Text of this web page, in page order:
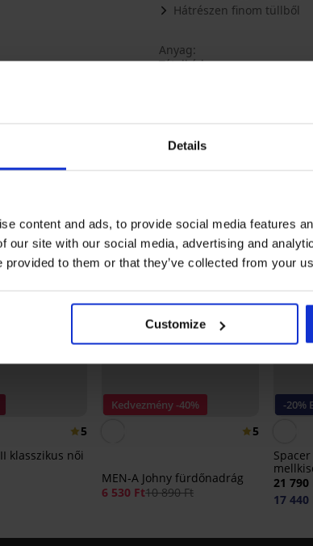
Details
content and ads, to provide social media features
our site with our social media, advertising and
provided to them or that they’ve collected from your
Customize
Hátrészen finom tüllből
Anyag
Tételkód
Talán tetszeni fog
5
klasszikus női
Kedvezmény -40%
5
MEN-A Johny fürdőnadrág
6 530 Ft10 890 Ft
-20%
21 790
17 440